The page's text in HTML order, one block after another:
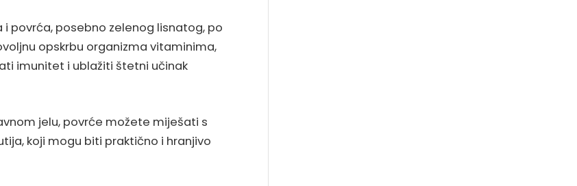
povrća, posebno zelenog lisnatog, po
opskrbu organizma vitaminima,
imunitet i ublažiti štetni učinak
jelu, povrće možete miješati s
koji mogu biti praktično i hranjivo